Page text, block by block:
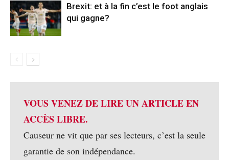
Brexit: et à la fin c’est le foot anglais
qui gagne?
VOUS VENEZ DE LIRE UN ARTICLE EN
ACCÈS LIBRE.
Causeur ne vit que par ses lecteurs, c’est la seule
garantie de son indépendance.